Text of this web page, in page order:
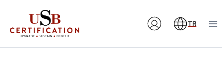
content
TR